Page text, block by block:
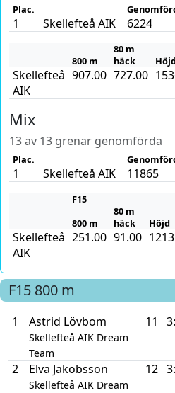
Plac.
1 Skellefteå AIK 6224
800 m
80 m
häck
Skellefteå
AIK
907.00 727.00
Mix
13 av 13 grenar genomförda
Plac.
1 Skellefteå AIK 11865
F15
800 m
80 m
häck
Höjd
Skellefteå
AIK
251.00 91.00
F15 800 m
1 Astrid Lövbom
Skellefteå AIK Dream
Team
11
2 Elva Jakobsson
Skellefteå AIK Dream
12